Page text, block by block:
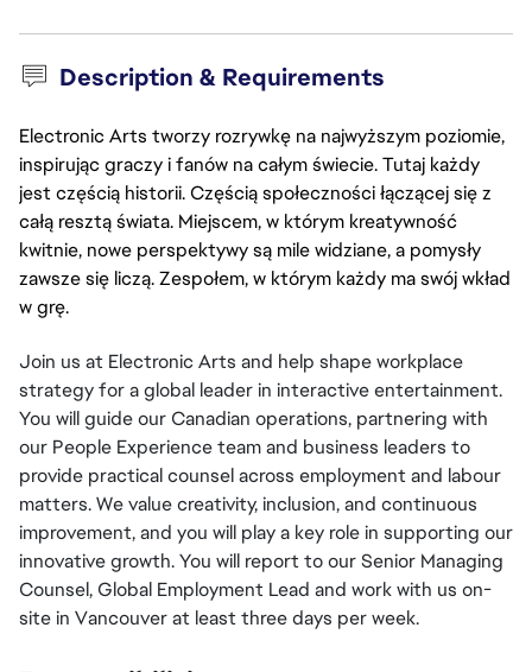
Description & Requirements
Electronic Arts tworzy rozrywkę na najwyższym poziomie,
inspirując graczy i fanów na całym świecie. Tutaj każdy
jest częścią historii. Częścią społeczności łączącej się z
całą resztą świata. Miejscem, w którym kreatywność
kwitnie, nowe perspektywy są mile widziane, a pomysły
zawsze się liczą. Zespołem, w którym każdy ma swój wkład
w grę.
Join us at Electronic Arts and help shape workplace
strategy for a global leader in interactive entertainment.
You will guide our Canadian operations, partnering with
our People Experience team and business leaders to
provide practical counsel across employment and labour
matters. We value creativity, inclusion, and continuous
improvement, and you will play a key role in supporting our
innovative growth. You will report to our Senior Managing
Counsel, Global Employment Lead and work with us on-
site in Vancouver at least three days per week.